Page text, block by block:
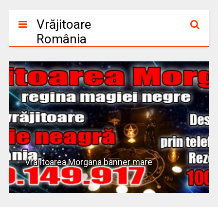
Vrăjitoare
România
Vrajitoarea Morgana banner mare